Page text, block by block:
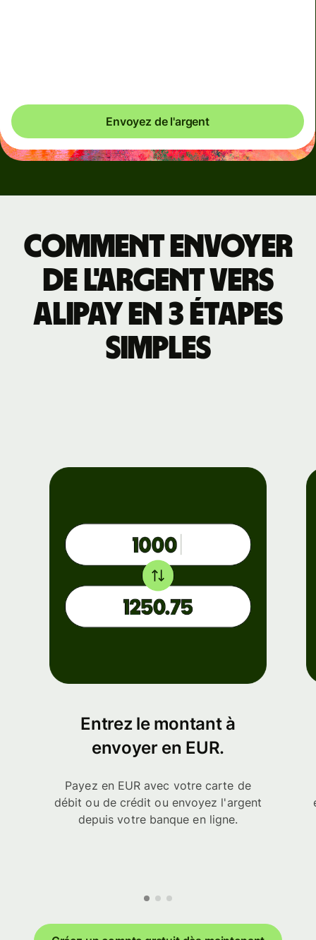
Envoyez de l'argent
Comment envoyer
de l'argent vers
Alipay en 3 étapes
simples
Entrez le montant à
envoyer en EUR.
Payez en EUR avec votre carte de
débit ou de crédit ou envoyez l'argent
depuis votre banque en ligne.